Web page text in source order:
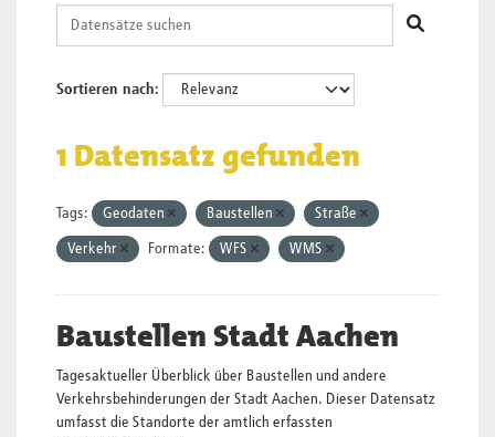
Sortieren nach
1 Datensatz gefunden
Tags: Geodaten Baustellen Straße
Verkehr Formate: WFS WMS
Baustellen Stadt Aachen
Tagesaktueller Überblick über Baustellen und andere
Verkehrsbehinderungen der Stadt Aachen. Dieser Datensatz
umfasst die Standorte der amtlich erfassten